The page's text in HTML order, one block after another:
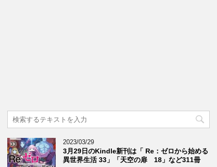
2023/03/29
3月29日のKindle新刊は「 Re：ゼロから始める
異世界生活 33」「天空の扉 18」など311冊